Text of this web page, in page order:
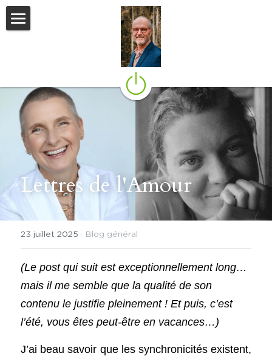
Genesis
Mon dernier livre
Mes autres sites
Contact
Flux Social
Lettres de l'Amour
23 juillet 2025 · Blog général
(Le post qui suit est exceptionnellement long…
mais il me semble que la qualité de son
contenu le justifie pleinement ! Et puis, c’est
l’été, vous êtes peut-être en vacances…)
J’ai beau savoir que les synchronicités existent,